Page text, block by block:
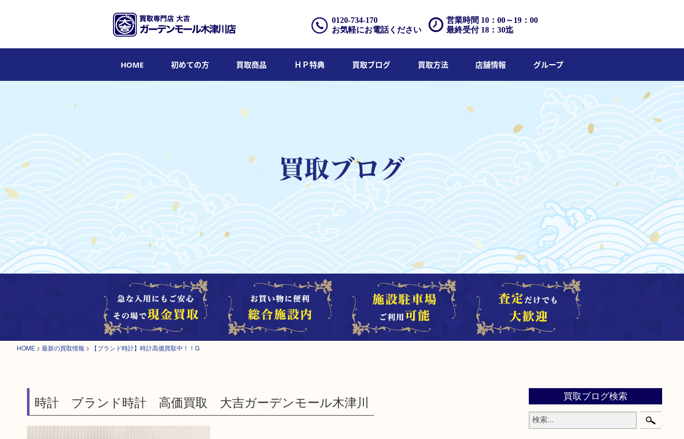
営業時間 10：00～19：00
最終受付 18：30迄
0120-734-170
お気軽にお電話ください
HOME 初めての方 買取商品 ＨＰ特典 買取ブログ 買取方法 店舗情報 グループ
HOME > 最新の買取情報 > 【ブランド時計】時計高価買取中！！G
時計 ブランド時計 高価買取 大吉ガーデンモール木津川 買取ブログ検索